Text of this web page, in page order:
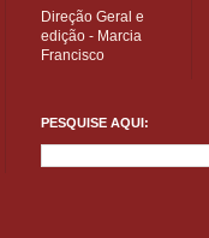
Direção Geral e
edição - Marcia
Francisco
PESQUISE AQUI: